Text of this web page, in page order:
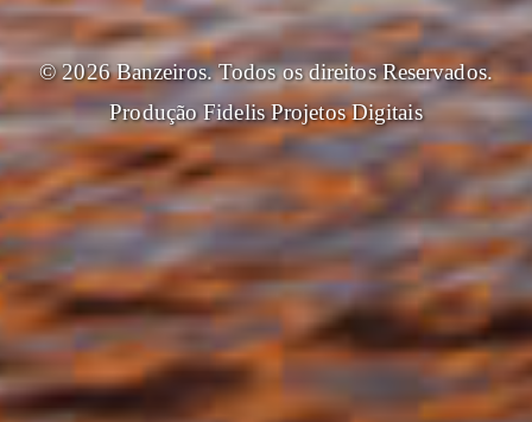
© 2026 Banzeiros. Todos os direitos Reservados.
ProduçãoFidelis Projetos Digitais